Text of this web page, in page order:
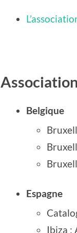
Belgique
Espagne
Ibiza :